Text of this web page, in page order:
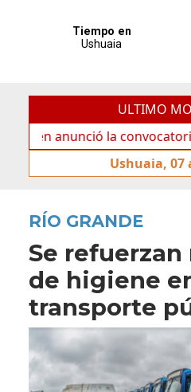
ULTIMO
anunció la convocatoria a
Ushuaia, 07
RÍO GRANDE
Se
de higiene
transporte